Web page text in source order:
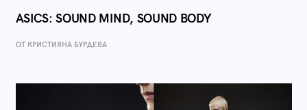
ASICS: SOUND MIND, SOUND BODY
ОТ КРИСТИЯНА БУРДЕВА